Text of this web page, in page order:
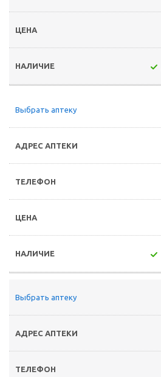
Выбрать аптеку
Выбрать аптеку